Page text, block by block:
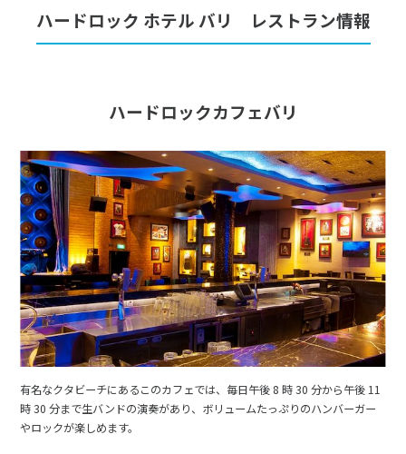
ハードロック ホテル バリ レストラン情報
ハードロックカフェバリ
有名なクタビーチにあるこのカフェでは、毎日午後 8 時 30 分から午後 11
時 30 分まで生バンドの演奏があり、ボリュームたっぷりのハンバーガー
やロックが楽しめます。